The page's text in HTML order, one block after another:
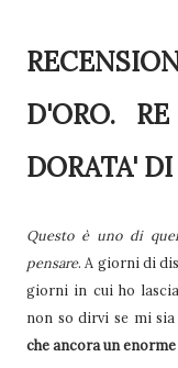
D'ORO.
DORATA'
Questo è uno di
pensare. A giorni di
giorni in cui ho
non so dirvi se mi
che ancora un